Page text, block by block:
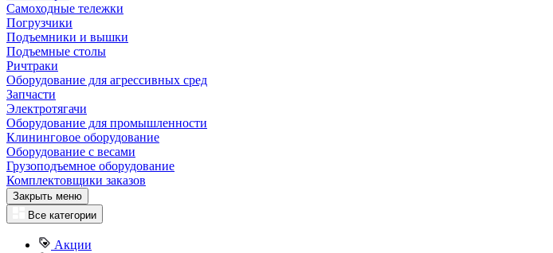
Самоходные тележки
Погрузчики
Подъемники и вышки
Подъемные столы
Ричтраки
Оборудование для агрессивных сред
Запчасти
Электротягачи
Оборудование для промышленности
Клининговое оборудование
Оборудование с весами
Грузоподъемное оборудование
Комплектовщики заказов
Закрыть меню
Все категории
Акции